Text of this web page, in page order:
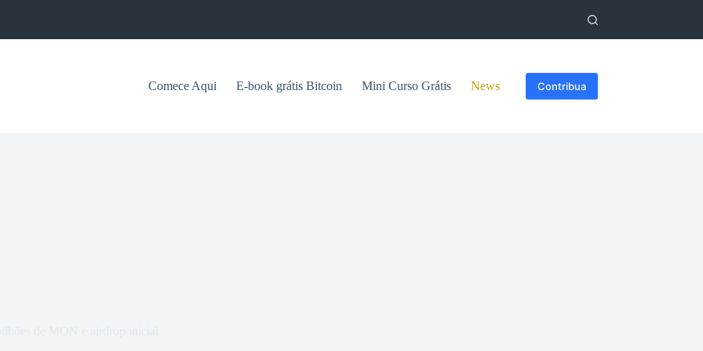
Comece Aqui E-book grátis Bitcoin Mini Curso Grátis News Contribua